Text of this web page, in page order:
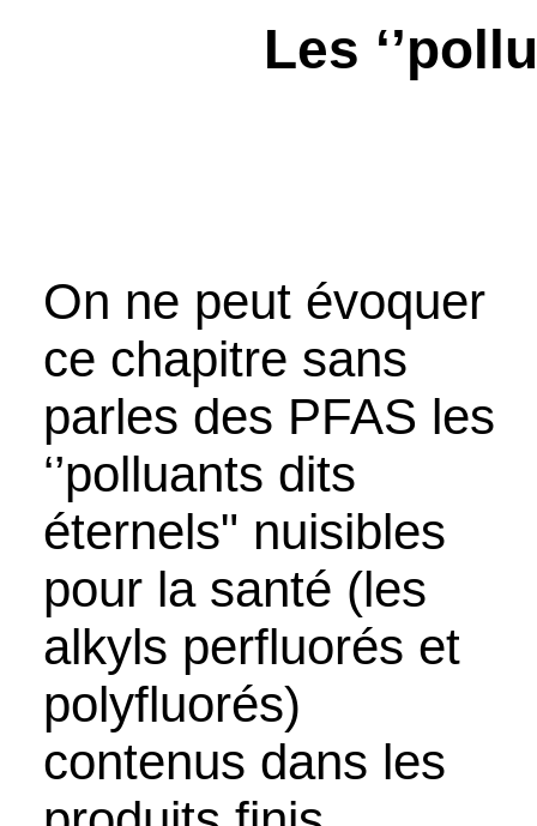
Les
On ne peut évoquer
ce chapitre sans
parles des PFAS les
‘’polluants dits
éternels" nuisibles
pour la santé (les
alkyls perfluorés et
polyfluorés)
contenus dans les